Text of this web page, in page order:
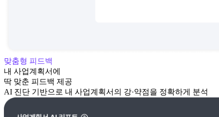
맞춤형 피드백
내 사업계획서에
딱 맞춘 피드백 제공
AI 진단 기반으로 내 사업계획서의 강·약점을 정확하게 분석